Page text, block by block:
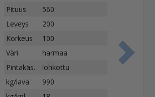
Pituus
560
Leveys
200
Korkeus
100
Väri
harmaa
Pintakäs.
lohkottu
kg/lava
990